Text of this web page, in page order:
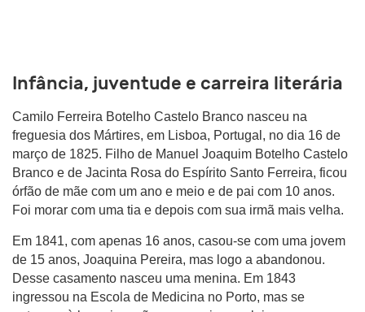
Infância, juventude e carreira literária
Camilo Ferreira Botelho Castelo Branco nasceu na
freguesia dos Mártires, em Lisboa, Portugal, no dia 16 de
março de 1825. Filho de Manuel Joaquim Botelho Castelo
Branco e de Jacinta Rosa do Espírito Santo Ferreira, ficou
órfão de mãe com um ano e meio e de pai com 10 anos.
Foi morar com uma tia e depois com sua irmã mais velha.
Em 1841, com apenas 16 anos, casou-se com uma jovem
de 15 anos, Joaquina Pereira, mas logo a abandonou.
Desse casamento nasceu uma menina. Em 1843
ingressou na Escola de Medicina no Porto, mas se